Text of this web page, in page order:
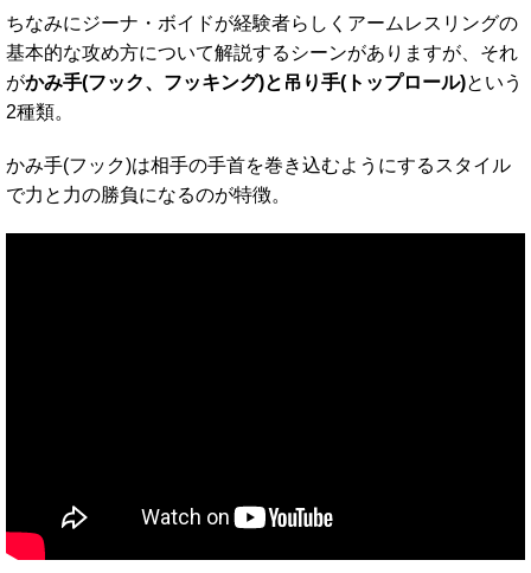
ちなみにジーナ・ボイドが経験者らしくアームレスリングの
基本的な攻め方について解説するシーンがありますが、それ
がかみ手(フック、フッキング)と吊り手(トップロール)という
2種類。
かみ手(フック)は相手の手首を巻き込むようにするスタイル
で力と力の勝負になるのが特徴。